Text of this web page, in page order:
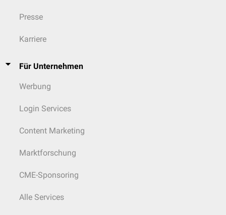
Presse
Karriere
Für Unternehmen
Werbung
Login Services
Content Marketing
Marktforschung
CME-Sponsoring
Alle Services